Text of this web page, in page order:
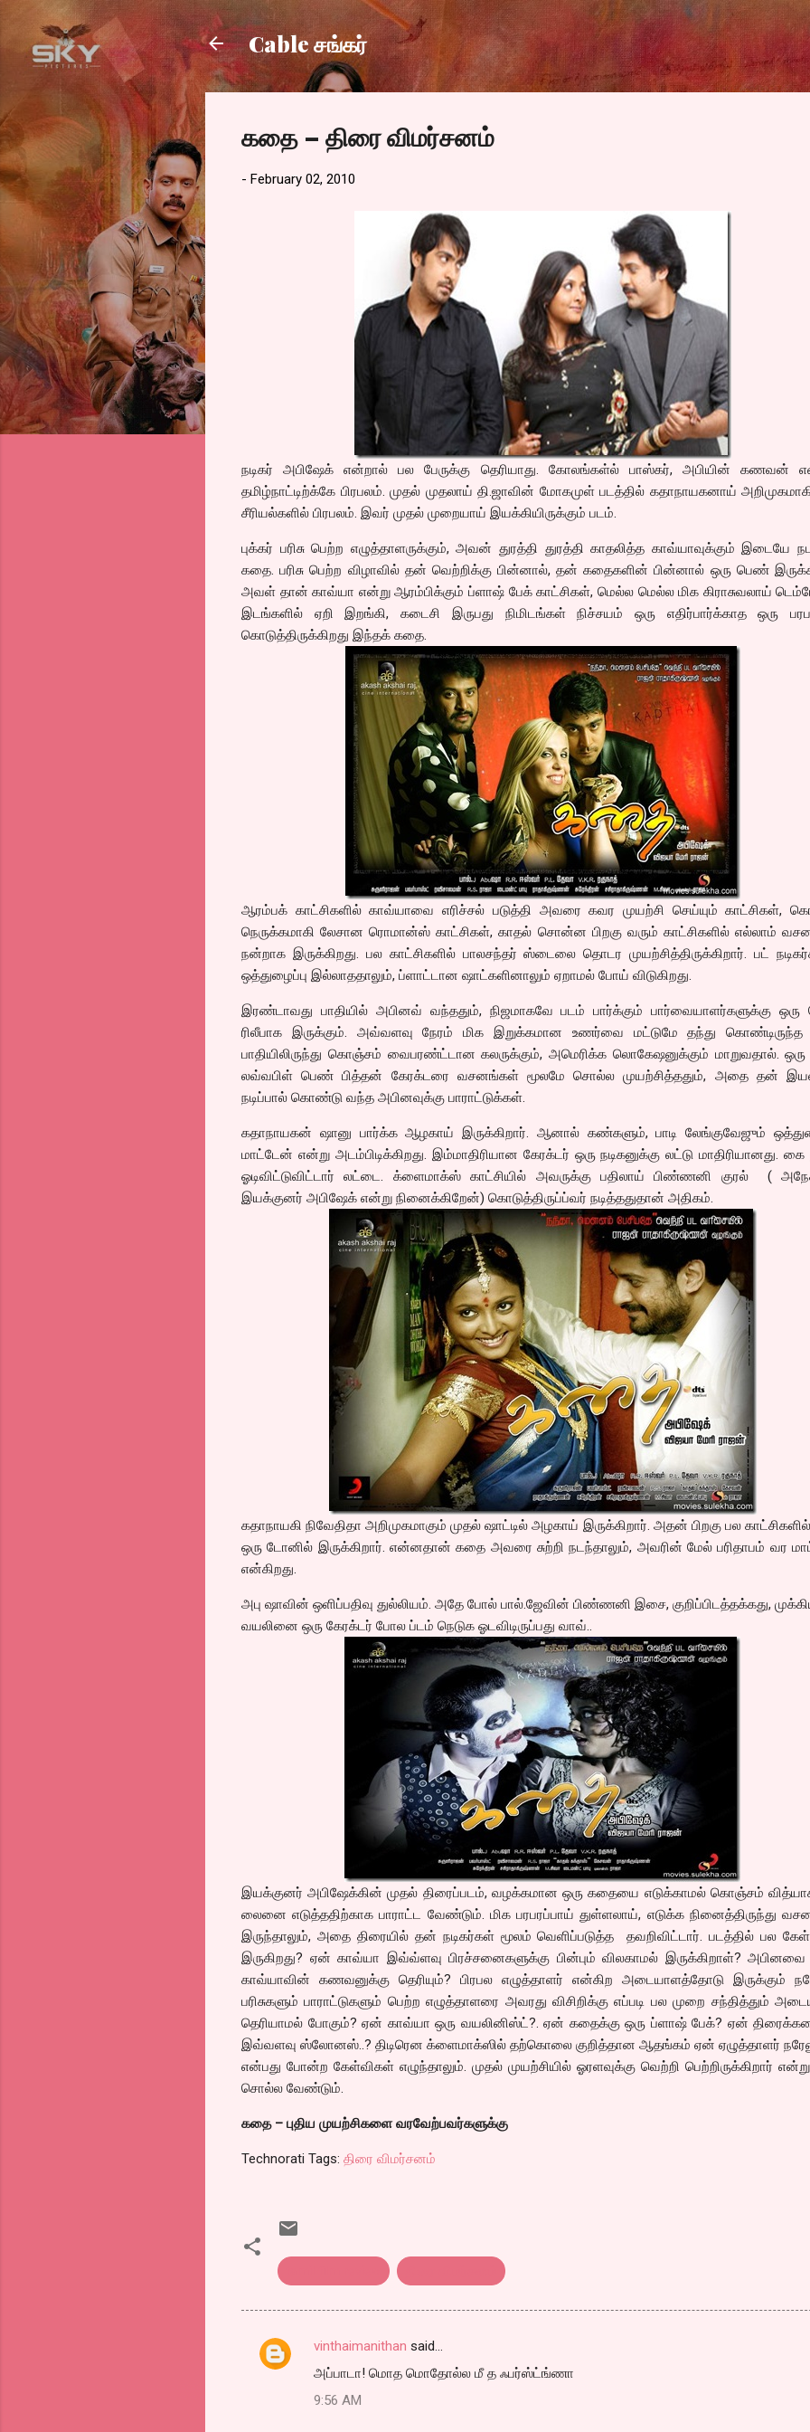
Skip to main content
Cable சங்கர்
கதை – திரை விமர்சனம்
- February 02, 2010
நடிகர் அபிஷேக் என்றால் பல பேருக்கு தெரியாது. கோலங்கள்ல் பாஸ்கர், அபியின் கணவன்
தமிழ்நாட்டிற்க்கே பிரபலம். முதல் முதலாய் தி.ஜாவின் மோகமுள் படத்தில் கதாநாயகனாய்
சீரியல்களில் பிரபலம். இவர் முதல் முறையாய் இயக்கியிருக்கும் படம்.
புக்கர் பரிசு பெற்ற எழுத்தாளருக்கும், அவன் துரத்தி துரத்தி காதலித்த காவ்யாவுக்கும் இடையே
கதை. பரிசு பெற்ற விழாவில் தன் வெற்றிக்கு பின்னால், தன் கதைகளின் பின்னால் ஒரு பெண்
அவள் தான் காவ்யா என்று ஆரம்பிக்கும் ப்ளாஷ் பேக் காட்சிகள், மெல்ல மெல்ல மிக கிராசுவலாய்
இடங்களில் ஏறி இறங்கி, கடைசி இருபது நிமிடங்கள் நிச்சயம் ஒரு எதிர்பார்க்காத ஒரு
கொடுத்திருக்கிறது இந்தக் கதை.
ஆரம்பக் காட்சிகளில் காவ்யாவை எரிச்சல் படுத்தி அவரை கவர முயற்சி செய்யும் காட்சிகள்,
நெருக்கமாகி லேசான ரொமான்ஸ் காட்சிகள், காதல் சொன்ன பிறகு வரும் காட்சிகளில் எல்லாம்
நன்றாக இருக்கிறது. பல காட்சிகளில் பாலசந்தர் ஸ்டைலை தொடர முயற்சித்திருக்கிறார். பட்
ஒத்துழைப்பு இல்லாததாலும், ப்ளாட்டான ஷாட்களினாலும் ஏறாமல் போய் விடுகிறது.
இரண்டாவது பாதியில் அபினவ் வந்ததும், நிஜமாகவே படம் பார்க்கும் பார்வையாளர்களுக்கு ஒரு
ரிலீபாக இருக்கும். அவ்வளவு நேரம் மிக இறுக்கமான உணர்வை மட்டுமே தந்து கொண்டிருந்த
பாதியிலிருந்து கொஞ்சம் வைபரண்ட்டான கலருக்கும், அமெரிக்க லொகேஷனுக்கும் மாறுவதால். ஒரு
லவ்வபிள் பெண் பித்தன் கேரக்டரை வசனங்கள் மூலமே சொல்ல முயற்சித்ததும், அதை தன்
நடிப்பால் கொண்டு வந்த அபினவுக்கு பாராட்டுக்கள்.
கதாநாயகன் ஷானு பார்க்க ஆழகாய் இருக்கிறார். ஆனால் கண்களும், பாடி லேங்குவேஜும்
மாட்டேன் என்று அடம்பிடிக்கிறது. இம்மாதிரியான கேரக்டர் ஒரு நடிகனுக்கு லட்டு மாதிரியானது. கை
ஓடிவிட்டுவிட்டார் லட்டை. க்ளைமாக்ஸ் காட்சியில் அவருக்கு பதிலாய் பிண்ணனி குரல் (
இயக்குனர் அபிஷேக் என்று நினைக்கிறேன்) கொடுத்திருப்ப்வர் நடித்ததுதான் அதிகம்.
கதாநாயகி நிவேதிதா அறிமுகமாகும் முதல் ஷாட்டில் அழகாய் இருக்கிறார். அதன் பிறகு பல
ஒரு டோனில் இருக்கிறார். என்னதான் கதை அவரை சுற்றி நடந்தாலும், அவரின் மேல் பரிதாபம் வர
என்கிறது.
அபு ஷாவின் ஒளிப்பதிவு துல்லியம். அதே போல் பால்.ஜேவின் பிண்ணனி இசை, குறிப்பிடத்தக்கது,
வயலினை ஒரு கேரக்டர் போல ப்டம் நெடுக ஓடவிடிருப்பது வாவ்..
இயக்குனர் அபிஷேக்கின் முதல் திரைப்படம், வழக்கமான ஒரு கதையை எடுக்காமல் கொஞ்சம்
லைனை எடுத்ததிற்காக பாராட்ட வேண்டும். மிக பரபரப்பாய் துள்ளலாய், எடுக்க நினைத்திருந்து
இருந்தாலும், அதை திரையில் தன் நடிகர்கள் மூலம் வெளிப்படுத்த தவறிவிட்டார். படத்தில் பல
இருகிறது? ஏன் காவ்யா இவ்வ்ளவு பிரச்சனைகளுக்கு பின்பும் விலகாமல் இருக்கிறாள்? அபினவை
காவ்யாவின் கணவனுக்கு தெரியும்? பிரபல எழுத்தாளர் என்கிற அடையாளத்தோடு இருக்கும்
பரிசுகளும் பாராட்டுகளும் பெற்ற எழுத்தாளரை அவரது விசிறிக்கு எப்படி பல முறை சந்தித்தும்
தெரியாமல் போகும்? ஏன் காவ்யா ஒரு வயலினிஸ்ட்?. ஏன் கதைக்கு ஒரு ப்ளாஷ் பேக்? ஏன்
இவ்வளவு ஸ்லோனஸ்..? திடிரென க்ளைமாக்ஸில் தற்கொலை குறித்தான ஆதங்கம் ஏன் ஏழுத்தாளர்
என்பது போன்ற கேள்விகள் எழுந்தாலும். முதல் முயற்சியில் ஓரளவுக்கு வெற்றி பெற்றிருக்கிறார்
சொல்ல வேண்டும்.
கதை – புதிய முயற்சிகளை வரவேற்பவர்களுக்கு
Technorati Tags: திரை விமர்சனம்
C
vinthaimanithan said…
அப்பாடா! மொத மொதோல்ல மீ த ஃபர்ஸ்ட்ங்ணா
9:56 AM